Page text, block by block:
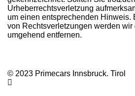
Urheberrechtsverletzung
um einen entsprechenden Hinweis.
von Rechtsverletzungen werden wir
umgehend entfernen.
© 2023 Primecars Innsbruck. Tirol